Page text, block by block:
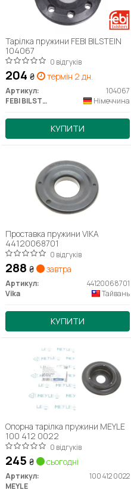
Тарілка пружини FEBI BILSTEIN
104067
0 відгуків
204 ₴ термін 2 дн.
Артикул:
104067
FEBI BILSTEIN
Німеччина
КУПИТИ
Проставка пружини VIKA
44120068701
0 відгуків
288 ₴ завтра
Артикул:
44120068701
Vika
Тайвань
КУПИТИ
Опорна тарілка пружини MEYLE
100 412 0022
0 відгуків
245 ₴ сьогодні
Артикул:
100 412 0022
MEYLE